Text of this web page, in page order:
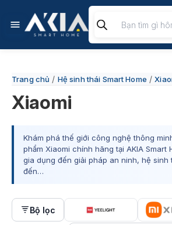
đến
dung
kiếm
phẩm
Trang chủ / Hệ sinh thái Smart Home /
Xiaomi
Khám phá thế giới công nghệ thông
phẩm Xiaomi chính hãng tại AKIA Smart
gia dụng đến giải pháp an ninh, hệ sinh
đến…
Bộ lọc